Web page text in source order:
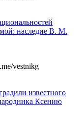
мой: наследие В. М.
vestnikg
известного
Ксению